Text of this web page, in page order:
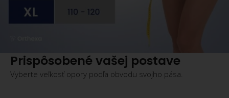
Prispôsobené vašej postave
Vyberte veľkosť opory podľa obvodu svojho pása.